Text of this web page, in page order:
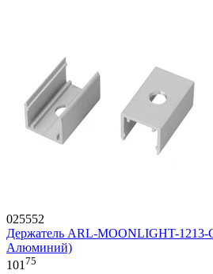
025552
Держатель ARL-MOONLIGHT-
Алюминий)
101 75